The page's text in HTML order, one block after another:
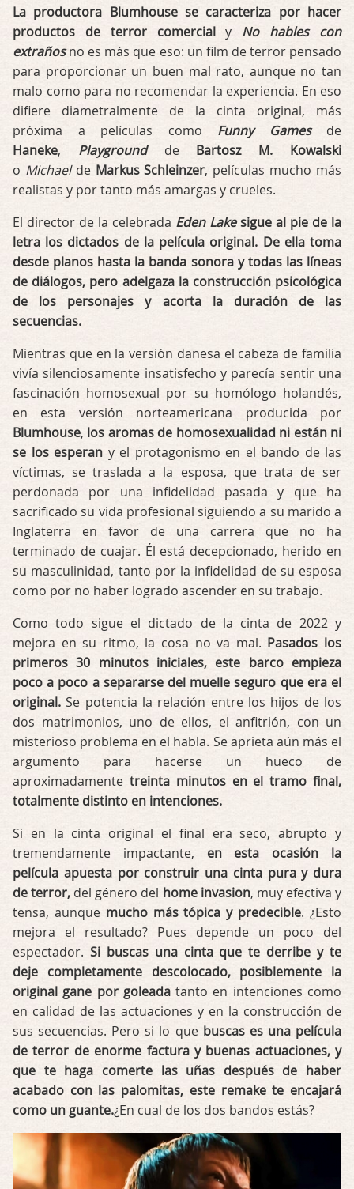
La productora Blumhouse se caracteriza por hacer
productos de terror comercialy
No hables con
extrañosno es más que eso: un film de terror pensado
para proporcionar un buen mal rato, aunque no tan
malo como para no recomendar la experiencia. En eso
difiere diametralmente de la cinta original, más
próxima a películas como Funny Games
de
Haneke, Playgroundde Bartosz M. Kowalski
o Michaelde Markus Schleinzer, películas mucho más
realistas y por tanto más amargas y crueles.
El director de la celebrada Eden Lake sigue al pie de la
letra los dictados de la película original. De ella toma
desde planos hasta la banda sonora y todas las líneas
de diálogos, pero adelgaza la construcción psicológica
de los personajes y acorta la duración de las
secuencias.
Mientras que en la versión danesa el cabeza de familia
vivía silenciosamente insatisfecho y parecía sentir una
fascinación homosexual por su homólogo holandés,
en esta versión norteamericana producida por
Blumhouse, los aromas de homosexualidad ni están ni
se los esperan y el protagonismo en el bando de las
víctimas, se traslada a la esposa, que trata de ser
perdonada por una infidelidad pasada y que ha
sacrificado su vida profesional siguiendo a su marido a
Inglaterra en favor de una carrera que no ha
terminado de cuajar. Él está decepcionado, herido en
su masculinidad, tanto por la infidelidad de su esposa
como por no haber logrado ascender en su trabajo.
Como todo sigue el dictado de la cinta de 2022 y
mejora en su ritmo, la cosa no va mal. Pasados los
primeros 30 minutos iniciales, este barco empieza
poco a poco a separarse del muelle seguro que era el
original. Se potencia la relación entre los hijos de los
dos matrimonios, uno de ellos, el anfitrión, con un
misterioso problema en el habla. Se aprieta aún más el
argumento para hacerse un hueco de
aproximadamente treinta minutos en el tramo final,
totalmente distinto en intenciones.
Si en la cinta original el final era seco, abrupto y
tremendamente impactante, en esta ocasión la
película apuesta por construir una cinta pura y dura
de terror, del género del home invasion, muy efectiva y
tensa, aunque mucho más tópica y predecible. ¿Esto
mejora el resultado? Pues depende un poco del
espectador. Si buscas una cinta que te derribe y te
deje completamente descolocado, posiblemente la
original gane por goleadatanto en intenciones como
en calidad de las actuaciones y en la construcción de
sus secuencias. Pero si lo que buscas es una película
de terror de enorme factura y buenas actuaciones, y
que te haga comerte las uñas después de haber
acabado con las palomitas, este remake te encajará
como un guante.¿En cual de los dos bandos estás?